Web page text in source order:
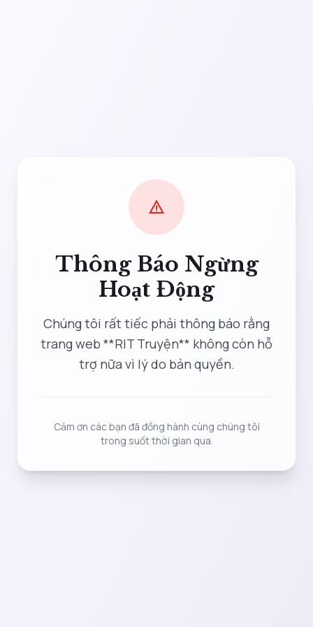
warning
Thông Báo Ngừng
Hoạt Động
Chúng tôi rất tiếc phải thông báo rằng
trang web **RIT Truyện** không còn hỗ
trợ nữa vì lý do bản quyền.
Cảm ơn các bạn đã đồng hành cùng chúng tôi
trong suốt thời gian qua.